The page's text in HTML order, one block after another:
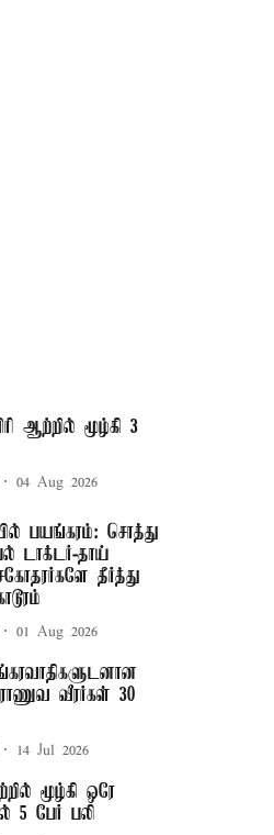
ஆற்றில் மூழ்கி 3
04 Aug 2026
பயங்கரம்: சொத்து
டாக்டர்-தாய்
தீர்த்து
01 Aug 2026
வீரர்கள் 30
14 Jul 2026
மூழ்கி ஒரே
5 பேர் பலி